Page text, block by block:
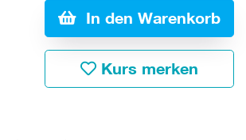
In den Warenkorb
Kurs merken